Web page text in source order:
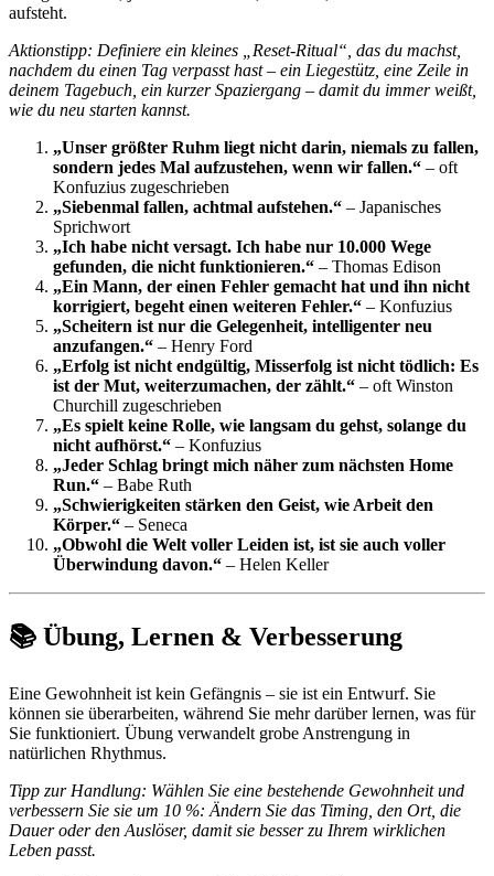
aufsteht.
Aktionstipp: Definiere ein kleines „Reset-Ritual“, das du machst,
nachdem du einen Tag verpasst hast – ein Liegestütz, eine Zeile in
deinem Tagebuch, ein kurzer Spaziergang – damit du immer weißt,
wie du neu starten kannst.
„Unser größter Ruhm liegt nicht darin, niemals zu fallen,
sondern jedes Mal aufzustehen, wenn wir fallen.“ – oft
Konfuzius zugeschrieben
„Siebenmal fallen, achtmal aufstehen.“ – Japanisches
Sprichwort
„Ich habe nicht versagt. Ich habe nur 10.000 Wege
gefunden, die nicht funktionieren.“ – Thomas Edison
„Ein Mann, der einen Fehler gemacht hat und ihn nicht
korrigiert, begeht einen weiteren Fehler.“ – Konfuzius
„Scheitern ist nur die Gelegenheit, intelligenter neu
anzufangen.“ – Henry Ford
„Erfolg ist nicht endgültig, Misserfolg ist nicht tödlich: Es
ist der Mut, weiterzumachen, der zählt.“ – oft Winston
Churchill zugeschrieben
„Es spielt keine Rolle, wie langsam du gehst, solange du
nicht aufhörst.“ – Konfuzius
„Jeder Schlag bringt mich näher zum nächsten Home
Run.“ – Babe Ruth
„Schwierigkeiten stärken den Geist, wie Arbeit den
Körper.“ – Seneca
„Obwohl die Welt voller Leiden ist, ist sie auch voller
Überwindung davon.“ – Helen Keller
📚 Übung, Lernen & Verbesserung
Eine Gewohnheit ist kein Gefängnis – sie ist ein Entwurf. Sie
können sie überarbeiten, während Sie mehr darüber lernen, was für
Sie funktioniert. Übung verwandelt grobe Anstrengung in
natürlichen Rhythmus.
Tipp zur Handlung: Wählen Sie eine bestehende Gewohnheit und
verbessern Sie sie um 10 %: Ändern Sie das Timing, den Ort, die
Dauer oder den Auslöser, damit sie besser zu Ihrem wirklichen
Leben passt.